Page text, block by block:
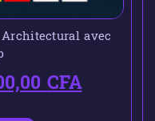
avec
CFA